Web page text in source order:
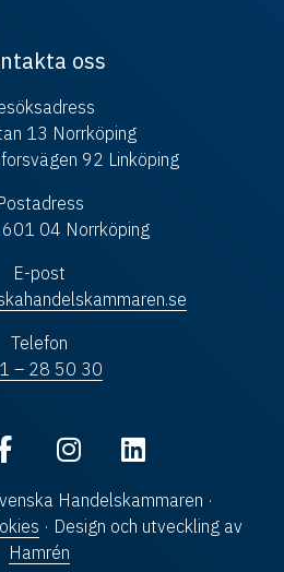
oss
13 Norrköping
92 Linköping
04 Norrköping
E-post
Telefon
– 28 50 30
Handelskammaren ·
· Design och utveckling av
Hamrén